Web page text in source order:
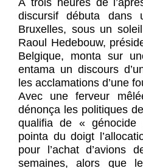
À trois heures de
discursif débuta
Bruxelles, sous un
Raoul Hedebouw,
Belgique, monta sur
entama un discours
les acclamations d’une
Avec une ferveur
dénonça les politiques
qualifia de « génocide
pointa du doigt
pour l’achat d’avions
semaines, alors que